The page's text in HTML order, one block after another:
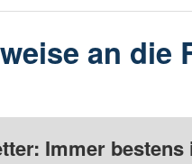
an die
Immer